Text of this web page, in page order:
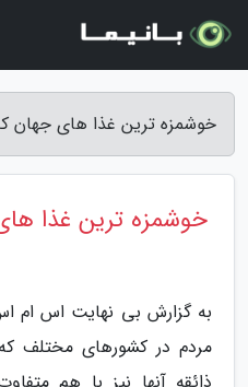
خوشمزه ترین غذا های جهان
خوشمزه ترین غذا
به گزارش بی نهایت اس ام
مردم در کشورهای مختلف